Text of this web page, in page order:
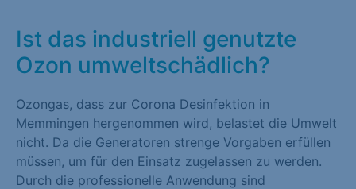
Ist das industriell genutzte
Ozon umweltschädlich?
Ozongas, dass zur Corona Desinfektion in
Memmingen hergenommen wird, belastet die Umwelt
nicht. Da die Generatoren strenge Vorgaben erfüllen
müssen, um für den Einsatz zugelassen zu werden.
Durch die professionelle Anwendung sind